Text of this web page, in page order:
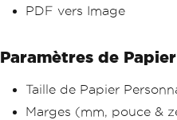
PDF vers Image
Paramètres de
Taille de Papier
Marges (mm, pouce &